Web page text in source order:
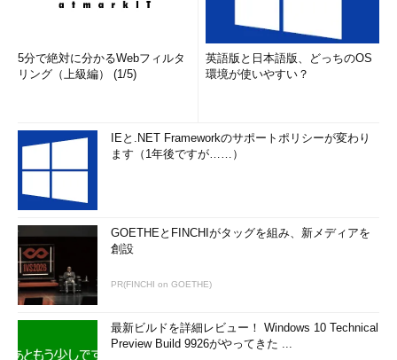
性のため、従来の
ー・インターフェ
イスもそのまま残
が強化された
Windowsファイア
ウォールにも反映
Windows Server
よるパケット・フ
ィルタも利用可能
フィルタ
機能
条件指定によるパ
ケット・フィル
タ。インバウンド
方向だけでなく、
アウトバウンド方
向もフィルタ可能
5分で絶対に分かるWebフィルタ
リング（上級編） (1/5)
英語版と日本語版、どっちのOS
環境が使いやすい？
IEと.NET Frameworkのサポートポリシーが変わり
ます（1年後ですが……）
GOETHEとFINCHIがタッグを組み、新メディアを
創設
PR(FINCHI on GOETHE)
最新ビルドを詳細レビュー！ Windows 10 Technical
Preview Build 9926がやってきた ...